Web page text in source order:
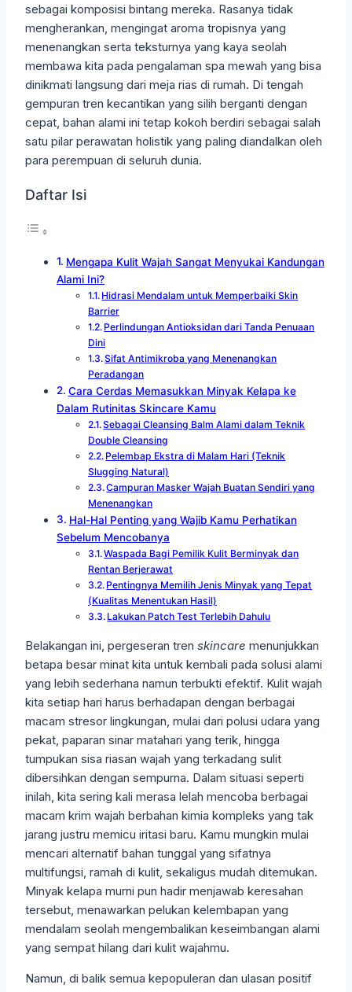
sebagai komposisi bintang mereka. Rasanya tidak
mengherankan, mengingat aroma tropisnya yang
menenangkan serta teksturnya yang kaya seolah
membawa kita pada pengalaman spa mewah yang bisa
dinikmati langsung dari meja rias di rumah. Di tengah
gempuran tren kecantikan yang silih berganti dengan
cepat, bahan alami ini tetap kokoh berdiri sebagai salah
satu pilar perawatan holistik yang paling diandalkan oleh
para perempuan di seluruh dunia.
Daftar Isi
Mengapa Kulit Wajah Sangat Menyukai Kandungan
Alami Ini?
Hidrasi Mendalam untuk Memperbaiki Skin
Barrier
Perlindungan Antioksidan dari Tanda Penuaan
Dini
Sifat Antimikroba yang Menenangkan
Peradangan
Cara Cerdas Memasukkan Minyak Kelapa ke
Dalam Rutinitas Skincare Kamu
Sebagai Cleansing Balm Alami dalam Teknik
Double Cleansing
Pelembap Ekstra di Malam Hari (Teknik
Slugging Natural)
Campuran Masker Wajah Buatan Sendiri yang
Menenangkan
Hal-Hal Penting yang Wajib Kamu Perhatikan
Sebelum Mencobanya
Waspada Bagi Pemilik Kulit Berminyak dan
Rentan Berjerawat
Pentingnya Memilih Jenis Minyak yang Tepat
(Kualitas Menentukan Hasil)
Lakukan Patch Test Terlebih Dahulu
Belakangan ini, pergeseran tren skincare menunjukkan
betapa besar minat kita untuk kembali pada solusi alami
yang lebih sederhana namun terbukti efektif. Kulit wajah
kita setiap hari harus berhadapan dengan berbagai
macam stresor lingkungan, mulai dari polusi udara yang
pekat, paparan sinar matahari yang terik, hingga
tumpukan sisa riasan wajah yang terkadang sulit
dibersihkan dengan sempurna. Dalam situasi seperti
inilah, kita sering kali merasa lelah mencoba berbagai
macam krim wajah berbahan kimia kompleks yang tak
jarang justru memicu iritasi baru. Kamu mungkin mulai
mencari alternatif bahan tunggal yang sifatnya
multifungsi, ramah di kulit, sekaligus mudah ditemukan.
Minyak kelapa murni pun hadir menjawab keresahan
tersebut, menawarkan pelukan kelembapan yang
mendalam seolah mengembalikan keseimbangan alami
yang sempat hilang dari kulit wajahmu.
Namun, di balik semua kepopuleran dan ulasan positif